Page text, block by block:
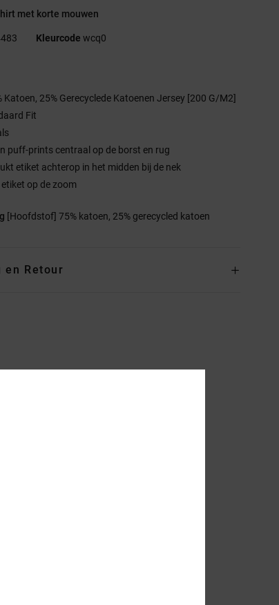
met korte mouwen
Kleurcode wcq0
Katoen, 25% Gerecyclede Katoenen Jersey [200 G/M2]
Fit
puff-prints centraal op de borst en rug
etiket achterop in het midden bij de nek
op de zoom
[Hoofdstof] 75% katoen, 25% gerecycled katoen
en Retour